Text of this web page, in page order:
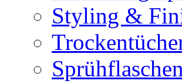
Styling &
Sprühflaschen